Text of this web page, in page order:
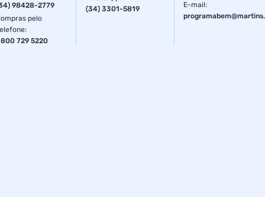
98428-2779
pelo
:
729 5220
(34) 3301-5819
E-mail: